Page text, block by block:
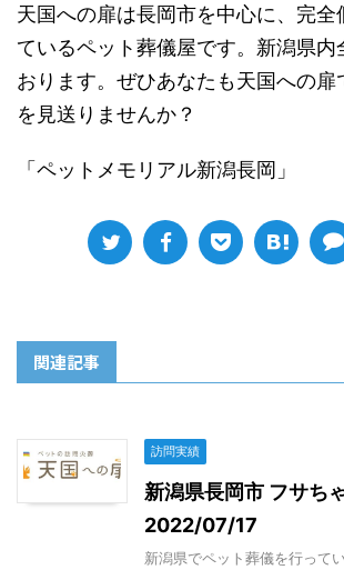
天国への扉は長岡市を中心に、完全
ているペット葬儀屋です。新潟県内
おります。ぜひあなたも天国への扉
を見送りませんか？
「ペットメモリアル新潟長岡」
関連記事
訪問実績
新潟県長岡市 フサち
2022/07/17
新潟県でペット葬儀を行って